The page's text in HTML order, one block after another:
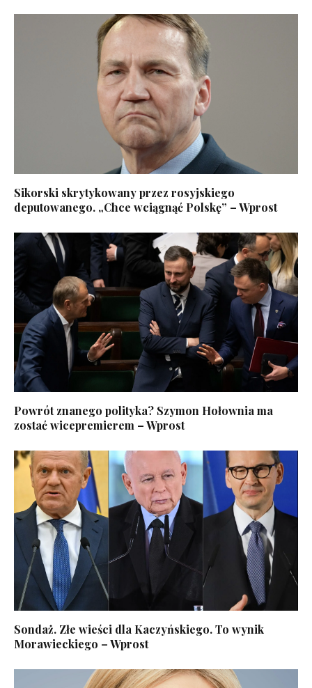
Sikorski skrytykowany przez rosyjskiego
deputowanego. „Chce wciągnąć Polskę” – Wprost
Powrót znanego polityka? Szymon Hołownia ma
zostać wicepremierem – Wprost
Sondaż. Złe wieści dla Kaczyńskiego. To wynik
Morawieckiego – Wprost